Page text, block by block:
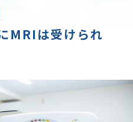
ー
MRIは受けられ